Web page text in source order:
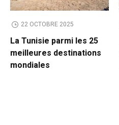
22 OCTOBRE 2025
La Tunisie parmi les 25
meilleures destinations
mondiales